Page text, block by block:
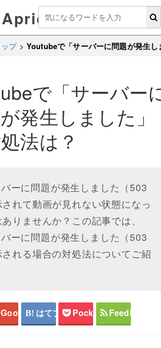
Aprico
プ>Youtubeで「サーバーに問題が発生
で「サーバー
発生しました」
法は？
ーに問題が発生しました（503
れて動画が見れない状態になっ
りませんか？この記事では、
ーに問題が発生しました（503
れる場合の対処法についてご紹
Google+ はてブ Pocket Feedly